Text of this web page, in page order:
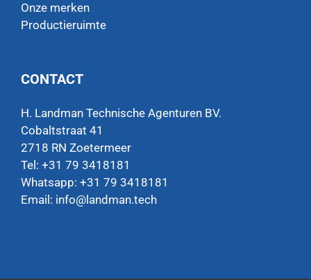
Onze merken
Productieruimte
CONTACT
H. Landman Technische Agenturen BV.
Cobaltstraat 41
2718 RN Zoetermeer
Tel: +31 79 3418181
Whatsapp: +31 79 3418181
Email: info@landman.tech